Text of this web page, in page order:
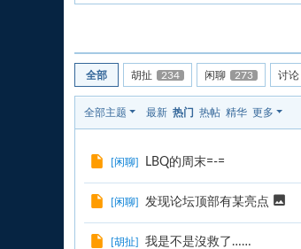
P
全部 胡扯 234 闲聊 273 讨论
全部主题 最新 热门 热帖 精华 更多
[闲聊] LBQ的周末=-=
[闲聊] 发现论坛顶部有某亮点
[胡扯] 我是不是沒救了……